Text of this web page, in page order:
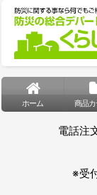
ホーム 商品カ
電話注
※受